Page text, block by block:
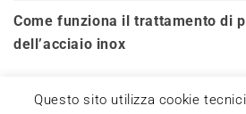
Come funziona il trattamento di
dell’acciaio inox
Questo sito utilizza cookie